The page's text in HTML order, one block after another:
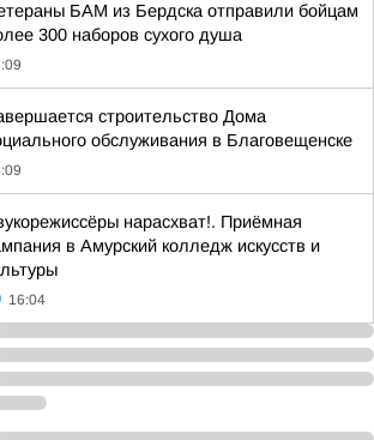
БАМ из Бердска отправили бойцам
300 наборов сухого душа
строительство Дома
обслуживания в Благовещенске
нарасхват!. Приёмная
в Амурский колледж искусств и
16:04